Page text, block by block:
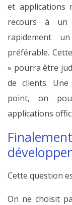
et applications
recours à
rapidement
préférable.
» pourra être
de clients.
point, on
applications
Cette question
On ne choisit